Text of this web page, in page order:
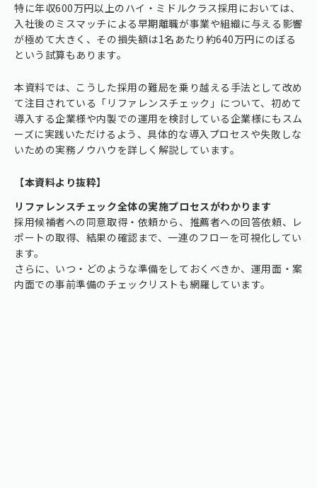
特に年収600万円以上のハイ・ミドルクラス採用においては、
入社後のミスマッチによる早期離職が事業や組織に与える影響
が極めて大きく、その損失額は1名あたり約640万円にのぼる
という試算もあります。
本資料では、こうした採用の難局を乗り越える手法として改め
て注目されている「リファレンスチェック」について、初めて
導入する企業様や内製での運用を検討している企業様にもスム
ーズに実践いただけるよう、具体的な導入プロセスや失敗しな
いための実務ノウハウを詳しく解説しています。
【本資料より抜粋】
リファレンスチェック全体の実施プロセスがわかります
採用候補者への同意取得・依頼から、推薦者への回答依頼、レ
ポートの取得、結果の確認まで、一連のフローを可視化してい
ます。
さらに、いつ・どのような準備をしておくべきか、運用面・案
内面での事前準備のチェックリストも網羅しています。